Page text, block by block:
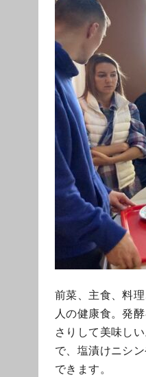
前菜、主食、料
人の健康食。発
さりして美味し
で、塩漬けニシ
できます。